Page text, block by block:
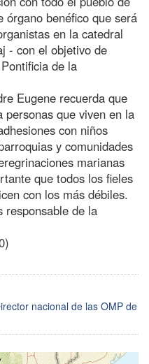
órgano benéfico que será
en la catedral
- con el objetivo de
de la
Eugene recuerda que
que viven en la
con niños
y comunidades
marianas
que todos los fieles
con los más débiles.
responsable de la
nacional de las OMP de